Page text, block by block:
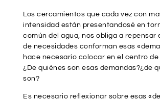
Los cercamientos que cada vez con
intensidad están presentandosé en
común del agua, nos obliga a repensar
de necesidades conforman esas
hace necesario colocar en el centro de
¿De quiénes son esas demandas?¿de
son?
Es necesario reflexionar sobre esas